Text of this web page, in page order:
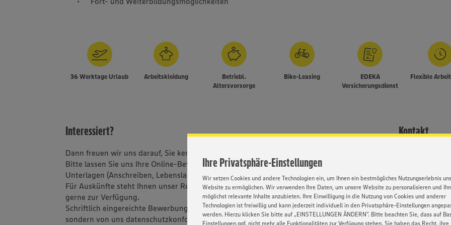
Ihre Privatsphäre-Einstellungen
Wir setzen Cookies und andere Technologien ein, um Ihnen ein bestmögliches Nutzungserlebnis
Website zu ermöglichen. Wir verwenden Ihre Daten, um unsere Website zu personalisieren und
möglichst relevante Inhalte anzubieten. Ihre Einwilligung in die Nutzung von Cookies und anderer
Technologien ist freiwillig und kann jederzeit individuell in den Privatsphäre-Einstellungen
werden. Hierzu klicken Sie bitte auf „EINSTELLUNGEN ÄNDERN”. Bitte beachten Sie, dass auf
Einstellungen ggf. nicht mehr alle Funktionalitäten zur Verfügung stehen. Sie haben das Recht, ihre
36 Werktage Urlaub Arbeitskleidung
Betriebl.
Altersvorsorge
Bike-Leasing
EDEKA
Versicherungsdienst
Flexible
Interessiert?
Dann freuen wir uns darauf, Sie kennen zu lernen!
Bitte lassen Sie uns Ihre Online-Bewerbung mit aussagekräftigen
Unterlagen (Anschreiben, Lebenslauf und Zeugnisse) zukommen.
Für Auskünfte steht Ihnen unser Recruiting-Team, Telefon 0 84 58 / 62 - 0,
gerne zur Verfügung.
Schriftlich eingereichte Bewerbungen werden nicht zurückgesendet,
sondern von uns datenschutzkonform vernichtet.
Kontakt